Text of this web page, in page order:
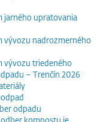
jarného upratovania
vývozu nadrozmerného
vývozu triedeného
– Trenčín 2026
odpadu
kompostu je